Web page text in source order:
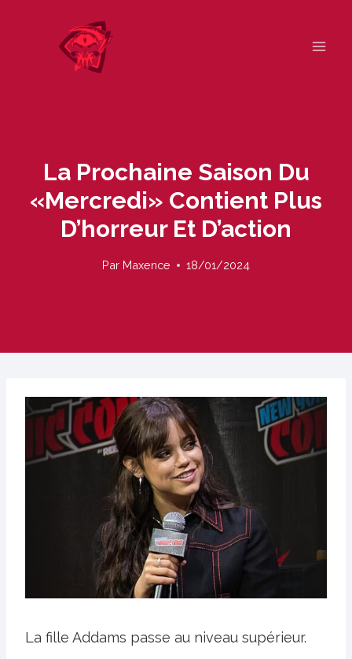
La Prochaine Saison Du
«mercredi» Contient Plus
D’horreur Et D’action
Par Maxence 18/01/2024
La fille Addams passe au niveau supérieur.